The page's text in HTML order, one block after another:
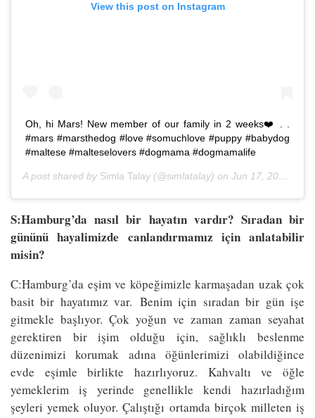
View this post on Instagram
Oh, hi Mars! New member of our family in 2 weeks❤️ . .
#mars #marsthedog #love #somuchlove #puppy #babydog
#maltese #malteselovers #dogmama #dogmamalife
A post shared by Simla Talay (@simlatalay) on Jun 17, 2018 at 6:34am PDT
S:Hamburg’da nasıl bir hayatın vardır? Sıradan bir
gününü hayalimizde canlandırmamız için anlatabilir
misin?
C:Hamburg’da eşim ve köpeğimizle karmaşadan uzak çok
basit bir hayatımız var. Benim için sıradan bir gün işe
gitmekle başlıyor. Çok yoğun ve zaman zaman seyahat
gerektiren bir işim olduğu için, sağlıklı beslenme
düzenimizi korumak adına öğünlerimizi olabildiğince
evde eşimle birlikte hazırlıyoruz. Kahvaltı ve öğle
yemeklerim iş yerinde genellikle kendi hazırladığım
şeyleri yemek oluyor. Çalıştığı ortamda birçok milleten iş